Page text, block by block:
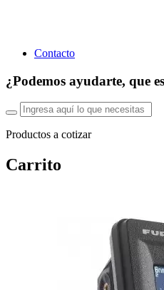
Contacto
¿Podemos ayudarte, que
Productos a cotizar
Carrito